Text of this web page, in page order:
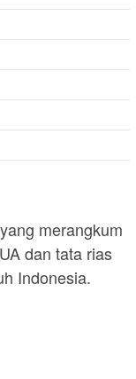
merangkum
dan tata rias
Indonesia.